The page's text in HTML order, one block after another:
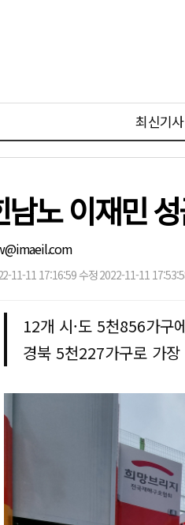
최신기사
남노 이재민
11-11 17:16:59 수정 2022-11-11
12개 시·도 5천856가구
경북 5천227가구로 가